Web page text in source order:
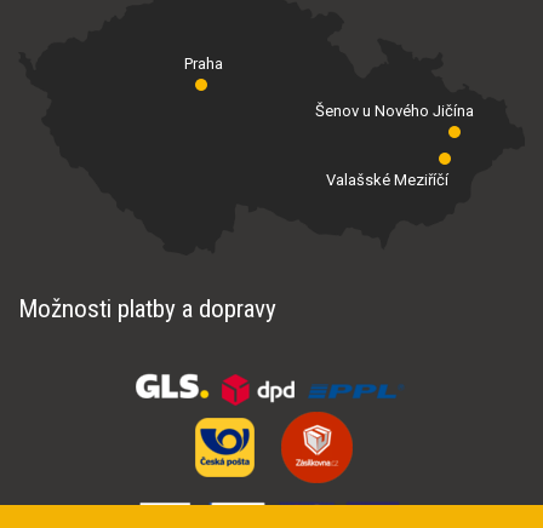
Praha
Valašské Meziříčí
Šenov u Nového Jičína
Možnosti platby a dopravy